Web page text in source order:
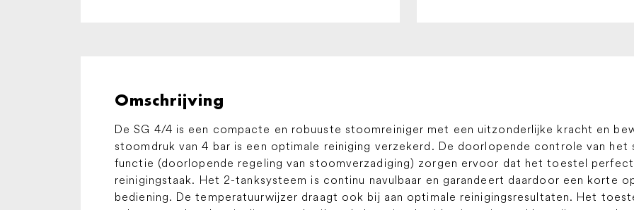
Omschrijving
De SG 4/4 is een compacte en robuuste stoomreiniger met een uitzonderlijke kracht en
stoomdruk van 4 bar is een optimale reiniging verzekerd. De doorlopende controle van het
functie (doorlopende regeling van stoomverzadiging) zorgen ervoor dat het toestel
reinigingstaak. Het 2-tanksysteem is continu navulbaar en garandeert daardoor een korte
bediening. De temperatuurwijzer draagt ook bij aan optimale reinigingsresultaten. Het